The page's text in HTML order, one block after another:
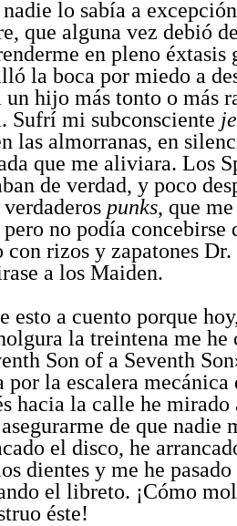
nadie lo sabía a
que alguna vez debió
en pleno éxtasis
la boca por miedo a
un hijo más tonto o más
Sufrí mi subconsciente
las almorranas, en
que me aliviara. Los
de verdad, y poco
punks, que
pero no podía concebirse
con rizos y zapatones Dr.
a los Maiden.
esto a cuento porque
la treintena me he
Son of a Seventh
por la escalera
hacia la calle he mirado
de que nadie
el disco, he
dientes y me he
el libreto. ¡Cómo
éste!